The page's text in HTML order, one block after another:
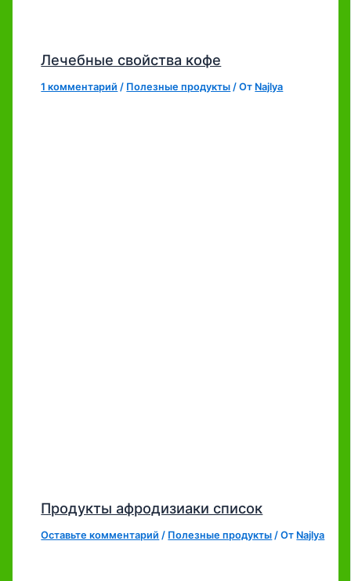
Лечебные свойства кофе
1 комментарий / Полезные продукты / От Najlya
Продукты афродизиаки список
Оставьте комментарий / Полезные продукты / От Najlya